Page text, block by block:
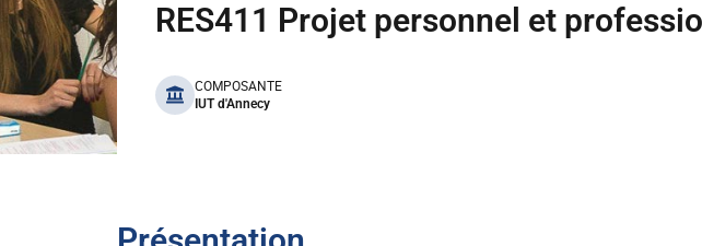
RES411 Projet personnel et
benefits
COMPOSANTE
IUT d'Annecy